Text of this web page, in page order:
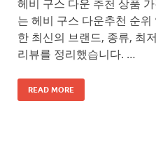
헤비 구스 다운 추천 상품
는 헤비 구스 다운추천 순
한 최신의 브랜드, 종류, 최
리뷰를 정리했습니다. …
READ MORE